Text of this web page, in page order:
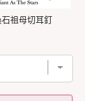
祖母切耳釘